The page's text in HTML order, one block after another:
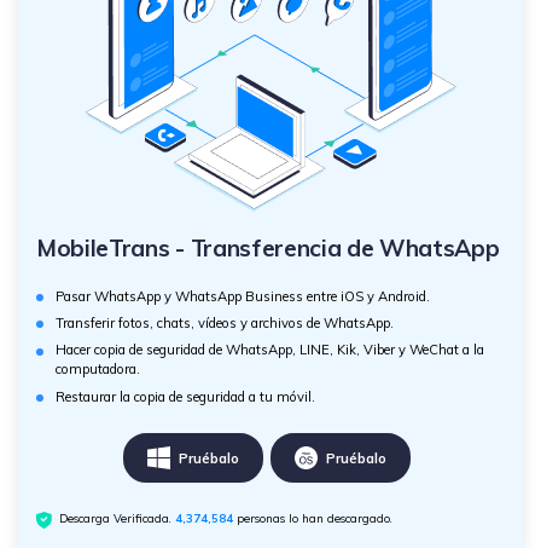
MobileTrans - Transferencia de WhatsApp
Pasar WhatsApp y WhatsApp Business entre iOS y Android.
Transferir fotos, chats, vídeos y archivos de WhatsApp.
Hacer copia de seguridad de WhatsApp, LINE, Kik, Viber y WeChat a la
computadora.
Restaurar la copia de seguridad a tu móvil.
Pruébalo Pruébalo
Descarga Verificada.4,374,586 personas lo han descargado.